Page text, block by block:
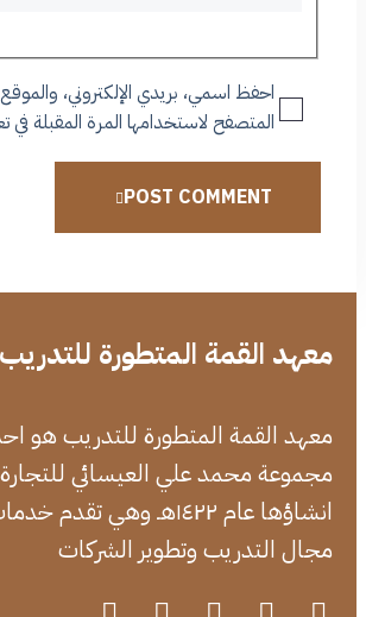
احفظ اسمي، بريدي الإلكتروني، والموقع
المتصفح لاستخدامها المرة المقبلة في
POST COMMENT
معهد القمة المتطورة للتدريب
معهد القمة المتطورة للتدريب هو
مجموعة محمد علي العيسائي
انشاؤها عام ١٤٢٢هـ وهي
مجال التدريب وتطوير الشركات